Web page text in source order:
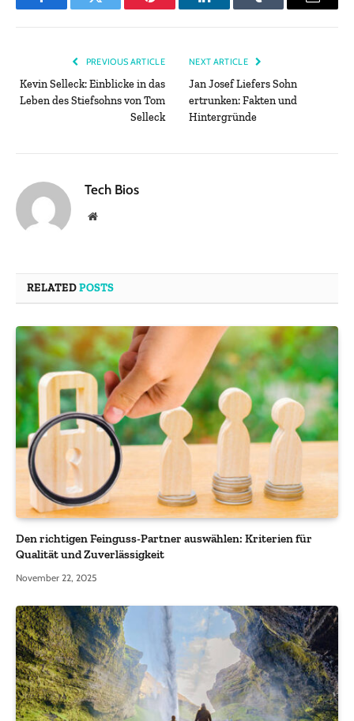
FacebookTwitter Pinterest LinkedInTumblr Email
PREVIOUS ARTICLE
Kevin Selleck: Einblicke in das
Leben des Stiefsohns von Tom
Selleck
NEXT ARTICLE
Jan Josef Liefers Sohn
ertrunken: Fakten und
Hintergründe
Tech Bios
Website
RELATEDPOSTS
Den richtigen Feinguss-Partner auswählen: Kriterien für
Qualität und Zuverlässigkeit
November 22, 2025